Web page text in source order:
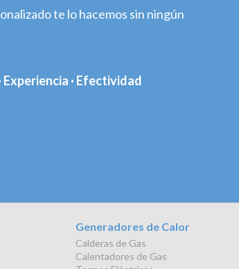
te lo hacemos sin ningún
· Efectividad
Generadores de Calor
Calderas de Gas
Calentadores de Gas